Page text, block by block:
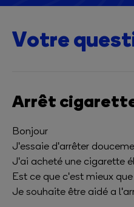
Votre
Arrêt
Bonjour
J'essaie d'arrêter
J'ai acheté une cigarette
Est ce que c'est mieux
Je souhaite être aidé a